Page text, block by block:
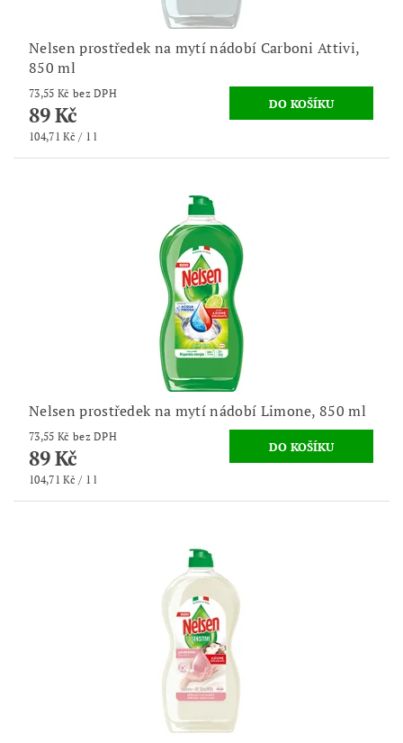
Nelsen prostředek na mytí nádobí Carboni Attivi,
850 ml
73,55 Kč bez DPH
89 Kč
104,71 Kč / 1 l
Nelsen prostředek na mytí nádobí Limone, 850 ml
73,55 Kč bez DPH
89 Kč
104,71 Kč / 1 l